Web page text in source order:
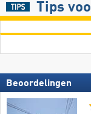
Tips
Beoordelingen